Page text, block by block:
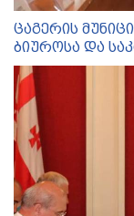
ცაგერის
ბიუროსა და